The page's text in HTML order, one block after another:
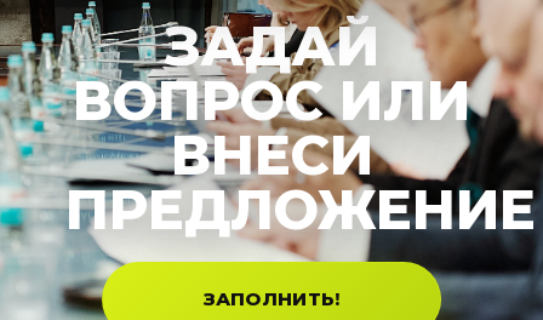
ЗАДАЙ
ВОПРОС ИЛИ
ВНЕСИ
ПРЕДЛОЖЕНИЕ
ЗАПОЛНИТЬ!